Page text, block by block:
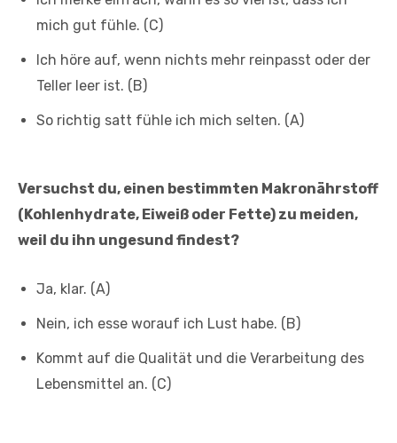
mich gut fühle. (C)
Ich höre auf, wenn nichts mehr reinpasst oder der
Teller leer ist. (B)
So richtig satt fühle ich mich selten. (A)
Versuchst du, einen bestimmten Makronährstoff
(Kohlenhydrate, Eiweiß oder Fette) zu meiden,
weil du ihn ungesund findest?
Ja, klar. (A)
Nein, ich esse worauf ich Lust habe. (B)
Kommt auf die Qualität und die Verarbeitung des
Lebensmittel an. (C)